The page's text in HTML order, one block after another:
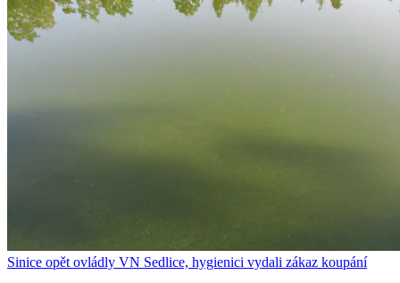
Sinice opět ovládly VN Sedlice, hygienici vydali zákaz koupání